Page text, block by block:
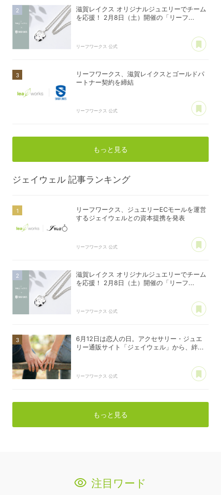
滋賀レイクス オリジナルジュエリーでチーム
を応援！ 2月8日（土）開催の「リーフ...
リーフワークス 公式
リーフワークス、滋賀レイクスとゴールドパ
ートナー契約を締結
リーフワークス 公式
もっと見る
ジェイウェル 記事ランキング
リーフワークス、ジュエリーECモールを運営
するジェイウェルとの資本提携を発表
リーフワークス 公式
滋賀レイクス オリジナルジュエリーでチーム
を応援！ 2月8日（土）開催の「リーフ...
リーフワークス 公式
6月12日は恋人の日。アクセサリー・ジュエ
リー通販サイト「ジェイウェル」から、絆...
リーフワークス 公式
もっと見る
注目ワード